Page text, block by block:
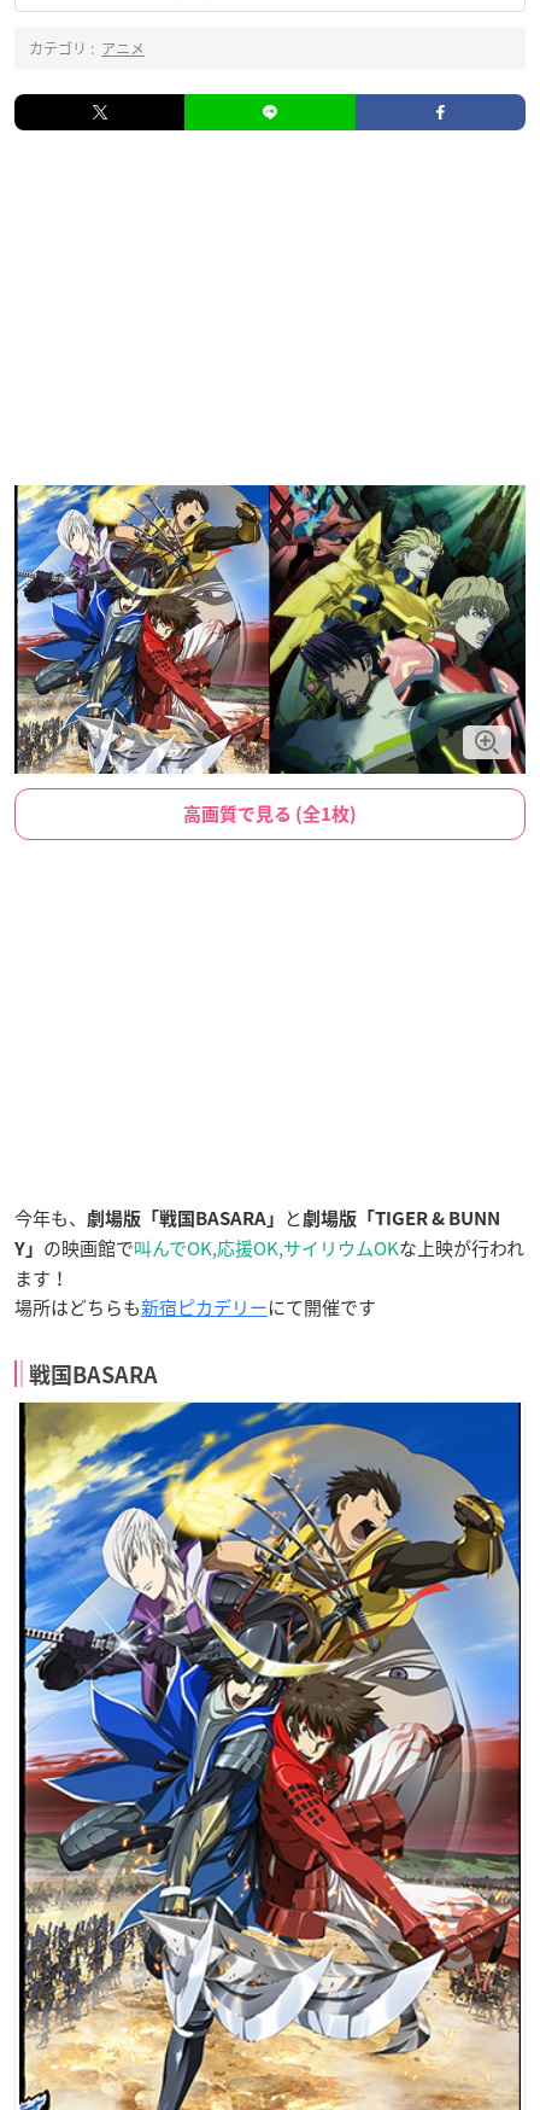
カテゴリ : アニメ
高画質で見る (全1枚)
今年も、 劇場版「戦国BASARA」 と 劇場版「TIGER & BUNN
Y」 の映画館で叫んでOK,応援OK,サイリウムOKな上映が行われ
ます！
場所はどちらも新宿ピカデリーにて開催です
戦国BASARA